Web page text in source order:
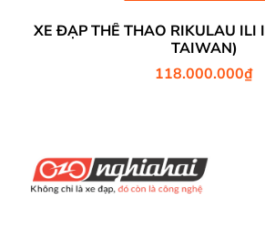
XE ĐẠP THỂ THAO RIKULAU ILI
TAIWAN)
118.000.000₫